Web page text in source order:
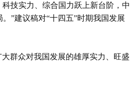
技实力、综合国力跃上新台阶，中
”建议稿对“十四五”时期我国发展
群众对我国发展的雄厚实力、旺盛